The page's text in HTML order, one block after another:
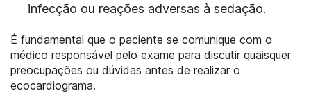
infecção ou reações adversas à sedação.
É fundamental que o paciente se comunique com o
médico responsável pelo exame para discutir quaisquer
preocupações ou dúvidas antes de realizar o
ecocardiograma.